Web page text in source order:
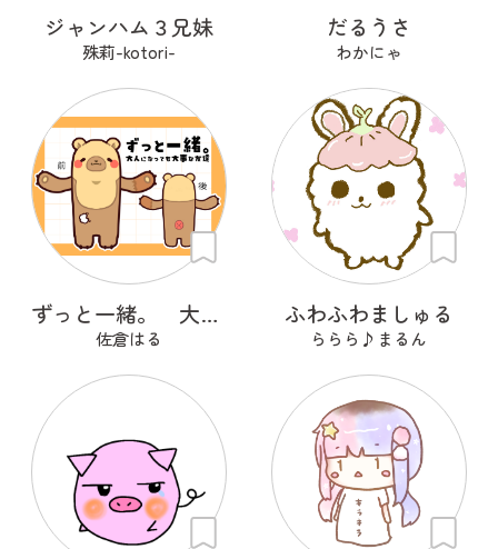
ジャンハム３兄妹
殊莉-kotori-
だるうさ
わかにゃ
ずっと一緒。 大人になっても大事な友達
佐倉はる
ふわふわましゅる
ららら♪まるん